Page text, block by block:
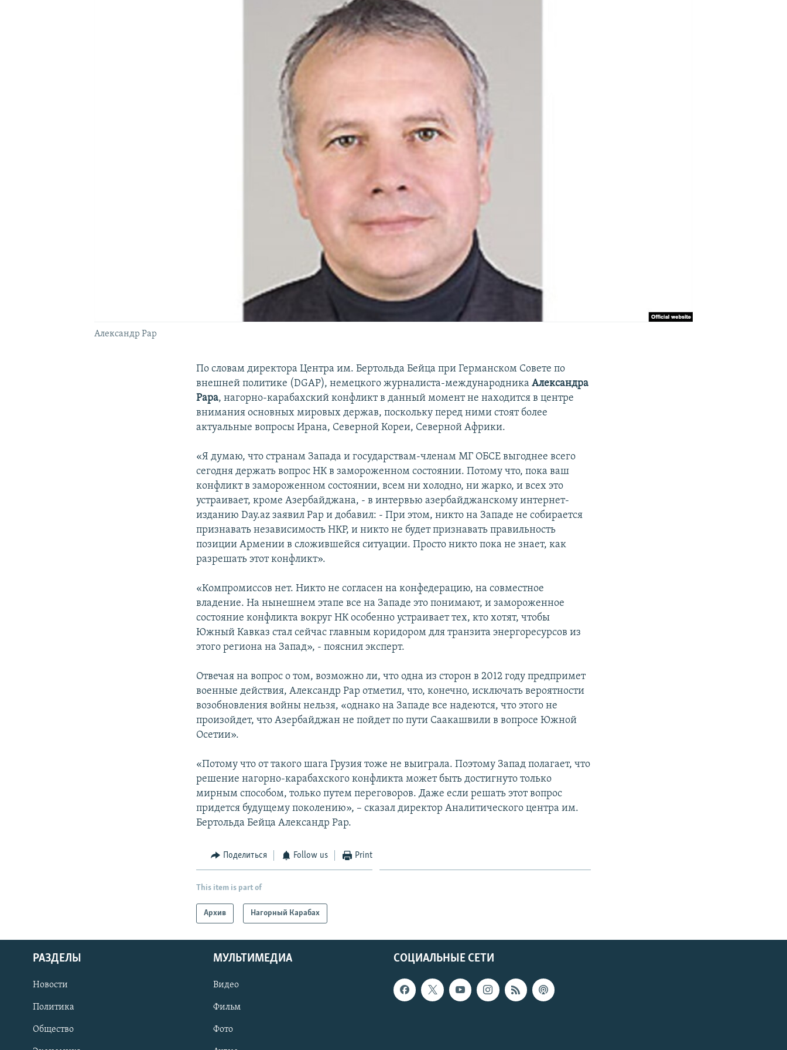
Александр Рар
По словам директора Центра им. Бертольда Бейца при Германском Совете по
внешней политике (DGAP), немецкого журналиста-международникаАлександра
Рара, нагорно-карабахский конфликт в данный момент не находится в центре
внимания основных мировых держав, поскольку перед ними стоят более
актуальные вопросы Ирана, Северной Кореи, Северной Африки.
«Я думаю, что странам Запада и государствам-членам МГ ОБСЕ выгоднее всего
сегодня держать вопрос НК в замороженном состоянии. Потому что, пока ваш
конфликт в замороженном состоянии, всем ни холодно, ни жарко, и всех это
устраивает, кроме Азербайджана, - в интервью азербайджанскому интернет-
изданию Day.az заявил Рар и добавил: - При этом, никто на Западе не собирается
признавать независимость НКР, и никто не будет признавать правильность
позиции Армении в сложившейся ситуации. Просто никто пока не знает, как
разрешать этот конфликт».
«Компромиссов нет. Никто не согласен на конфедерацию, на совместное
владение. На нынешнем этапе все на Западе это понимают, и замороженное
состояние конфликта вокруг НК особенно устраивает тех, кто хотят, чтобы
Южный Кавказ стал сейчас главным коридором для транзита энергоресурсов из
этого региона на Запад», - пояснил эксперт.
Отвечая на вопрос о том, возможно ли, что одна из сторон в 2012 году предпримет
военные действия, Александр Рар отметил, что, конечно, исключать вероятности
возобновления войны нельзя, «однако на Западе все надеются, что этого не
произойдет, что Азербайджан не пойдет по пути Саакашвили в вопросе Южной
Осетии».
«Потому что от такого шага Грузия тоже не выиграла. Поэтому Запад полагает, что
решение нагорно-карабахского конфликта может быть достигнуто только
мирным способом, только путем переговоров. Даже если решать этот вопрос
придется будущему поколению», – сказал директор Аналитического центра им.
Бертольда Бейца Александр Рар.
Поделиться Follow us Print
This item is part of
Архив Нагорный Карабах
СОЦИАЛЬНЫЕ СЕТИ
РАЗДЕЛЫ
Новости
Политика
Общество
МУЛЬТИМЕДИА
Видео
Фильм
Фото